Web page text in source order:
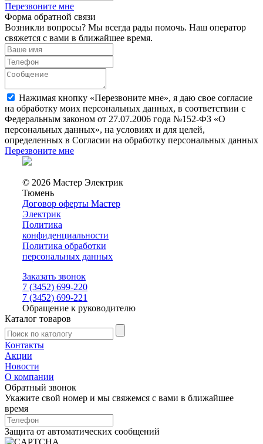
Перезвоните мне
Форма обратной связи
Возникли вопросы? Мы всегда рады помочь. Наш оператор
свяжется с вами в ближайшее время.
Нажимая кнопку «Перезвоните мне», я даю свое согласие
на обработку моих персональных данных, в соответствии с
Федеральным законом от 27.07.2006 года №152-ФЗ «О
персональных данных», на условиях и для целей,
определенных в Согласии на обработку персональных данных
Перезвоните мне
© 2026 Мастер Электрик
Тюмень
Договор оферты Мастер
Электрик
Политика
конфиденциальности
Политика обработки
персональных данных
Заказать звонок
7 (3452) 699-220
7 (3452) 699-221
Обращение к руководителю
Каталог товаров
Контакты
Акции
Новости
О компании
Обратный звонок
Укажите свой номер и мы свяжемся с вами в ближайшее
время
Защита от автоматических сообщений